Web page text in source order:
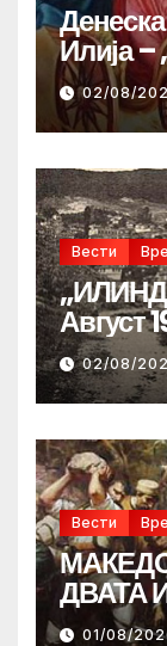
Илија
02/08/
Вести
Август
02/08/
Вести
ДВАТА
01/08/